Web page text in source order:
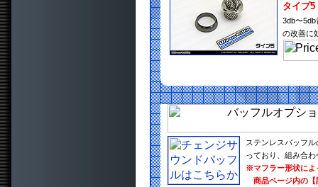
タイプ5
3db〜
の改善に
ステンレスバッフ
っており、組み合
※マフラー形状によ
商品ページ内の【